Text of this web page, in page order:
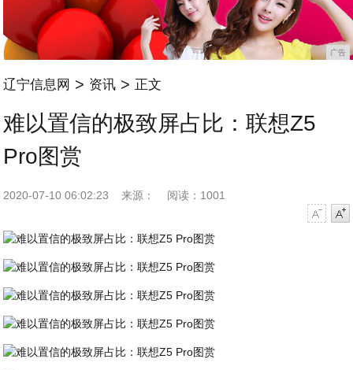
广告
辽宁信息网 > 资讯 > 正文
难以置信的极致屏占比：联想Z5
Pro图赏
2020-07-10 06:02:23 来源：
阅读：1001